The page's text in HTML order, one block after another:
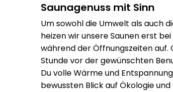
Saunagenuss mit Sinn
Um sowohl die Umwelt als auch
heizen wir unsere Saunen erst
während der Öffnungszeiten
Stunde vor der gewünschten
Du volle Wärme und
bewussten Blick auf Ökologie und